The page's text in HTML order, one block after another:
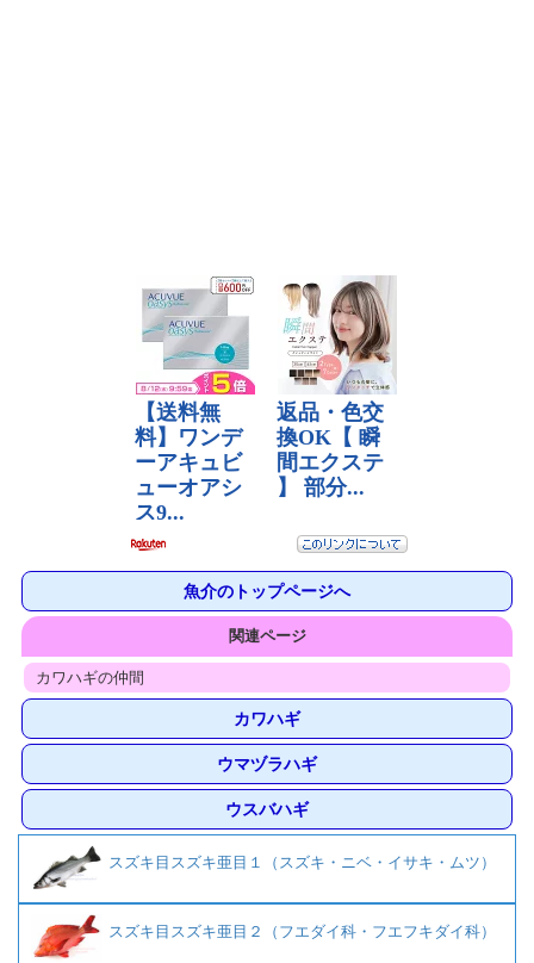
魚介のトップページへ
関連ページ
カワハギの仲間
カワハギ
ウマヅラハギ
ウスバハギ
スズキ目スズキ亜目１（スズキ・ニベ・イサキ・ムツ）
スズキ目スズキ亜目２（フエダイ科・フエフキダイ科）